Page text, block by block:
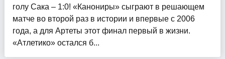
голу Сака – 1:0! «Канониры» сыграют в решающем
матче во второй раз в истории и впервые с 2006
года, а для Артеты этот финал первый в жизни.
«Атлетико» остался б...